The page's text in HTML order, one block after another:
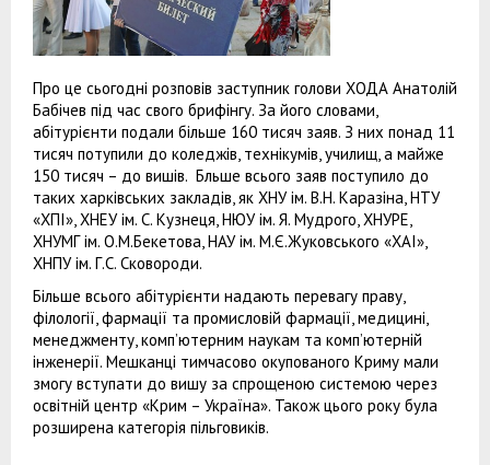
Про це сьогодні розповів заступник голови ХОДА Анатолій
Бабічев під час свого брифінгу. За його словами,
абітурієнти подали більше 160 тисяч заяв. З них понад 11
тисяч потупили до коледжів, технікумів, училищ, а майже
150 тисяч – до вишів. Бльше всього заяв поступило до
таких харківських закладів, як ХНУ ім. В.Н. Каразіна, НТУ
«ХПІ», ХНЕУ ім. С. Кузнеця, НЮУ ім. Я. Мудрого, ХНУРЕ,
ХНУМГ ім. О.М.Бекетова, НАУ ім. М.Є.Жуковського «ХАІ»,
ХНПУ ім. Г.С. Сковороди.
Більше всього абітурієнти надають перевагу праву,
філології, фармації та промисловій фармації, медицині,
менеджменту, комп’ютерним наукам та комп’ютерній
інженерії. Мешканці тимчасово окупованого Криму мали
змогу вступати до вишу за спрощеною системою через
освітній центр «Крим – Україна». Також цього року була
розширена категорія пільговиків.